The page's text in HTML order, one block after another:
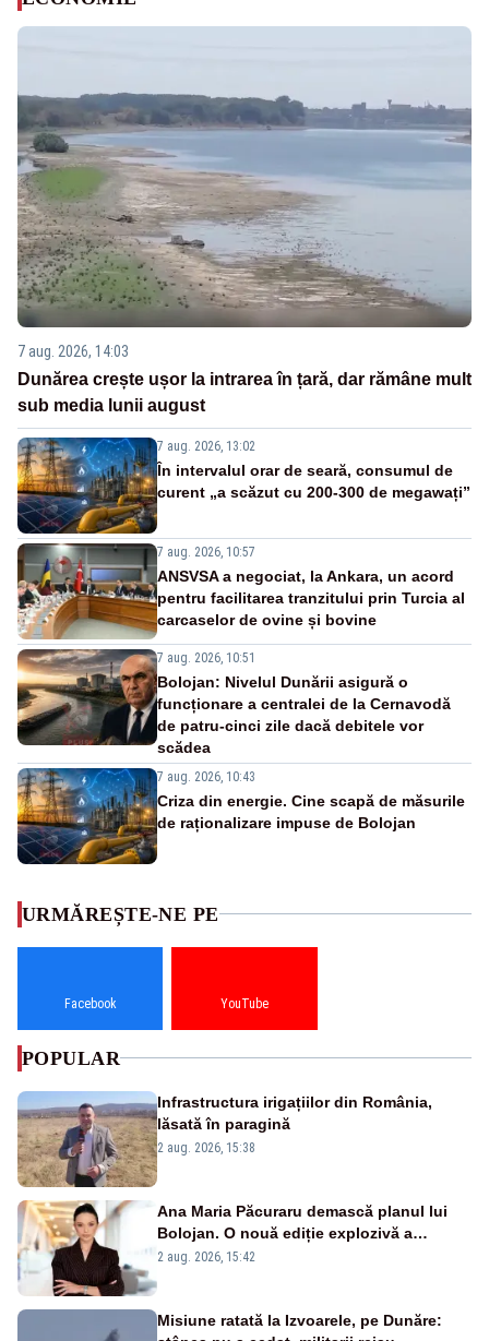
7 aug. 2026, 14:03
Dunărea crește ușor la intrarea în țară, dar rămâne mult
sub media lunii august
7 aug. 2026, 13:02
În intervalul orar de seară, consumul de
curent „a scăzut cu 200-300 de megawați”
7 aug. 2026, 10:57
ANSVSA a negociat, la Ankara, un acord
pentru facilitarea tranzitului prin Turcia al
carcaselor de ovine și bovine
7 aug. 2026, 10:51
Bolojan: Nivelul Dunării asigură o
funcționare a centralei de la Cernavodă
de patru-cinci zile dacă debitele vor
scădea
7 aug. 2026, 10:43
Criza din energie. Cine scapă de măsurile
de raționalizare impuse de Bolojan
URMĂREȘTE-NE PE
Facebook YouTube
POPULAR
Infrastructura irigațiilor din România,
lăsată în paragină
2 aug. 2026, 15:38
Ana Maria Păcuraru demască planul lui
Bolojan. O nouă ediție explozivă a
emisiunii „Miza Zilei” la Realitatea PLUS
2 aug. 2026, 15:42
Misiune ratată la Izvoarele, pe Dunăre: